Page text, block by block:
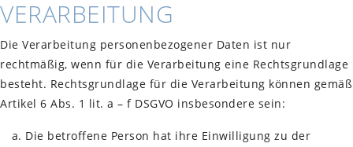
ERARBEITUNG
Die Verarbeitung personenbezogener Daten ist nur
rechtmäßig, wenn für die Verarbeitung eine Rechtsgrundlage
besteht. Rechtsgrundlage für die Verarbeitung können gemäß
Artikel 6 Abs. 1 lit. a – f DSGVO insbesondere sein:
Die betroffene Person hat ihre Einwilligung zu der